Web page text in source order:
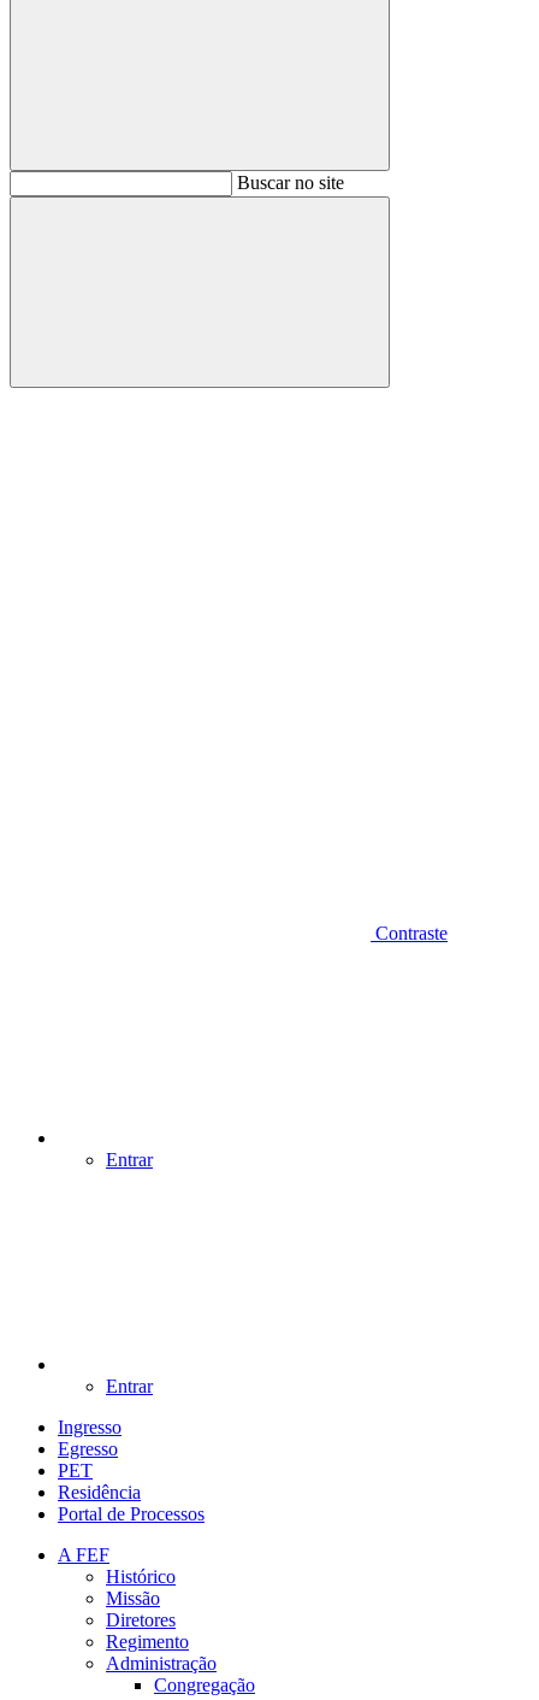
BuscarBuscar no site
Buscar
Contraste
Entrar
Entrar
Ingresso
Egresso
PET
Residência
Portal de Processos
A FEF
Histórico
Missão
Diretores
Regimento
Administração
Congregação